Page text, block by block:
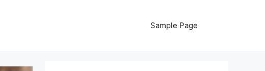
Sample Page